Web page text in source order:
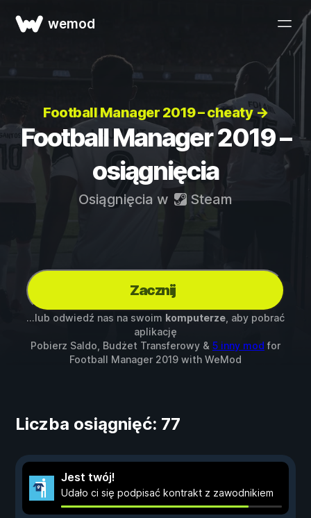
wemod
Football Manager 2019 – cheaty →
Football Manager 2019 –
osiągnięcia
Osiągnięcia w Steam
Zacznij
...lub odwiedź nas na swoim komputerze , aby pobrać
aplikację
Pobierz Saldo, Budżet Transferowy & 5 inny mod for
Football Manager 2019 with WeMod
Liczba osiągnięć: 77
Jest twój!
Udało ci się podpisać kontrakt z zawodnikiem